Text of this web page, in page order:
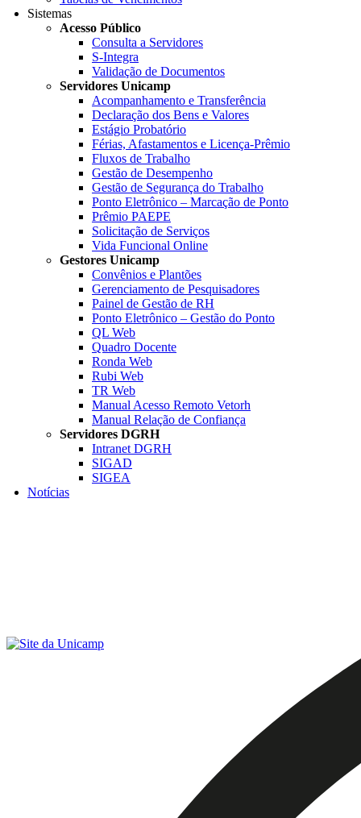
Sistemas
Acesso Público
Consulta a Servidores
S-Integra
Validação de Documentos
Servidores Unicamp
Acompanhamento e Transferência
Declaração dos Bens e Valores
Estágio Probatório
Férias, Afastamentos e Licença-Prêmio
Fluxos de Trabalho
Gestão de Desempenho
Gestão de Segurança do Trabalho
Ponto Eletrônico – Marcação de Ponto
Prêmio PAEPE
Solicitação de Serviços
Vida Funcional Online
Gestores Unicamp
Convênios e Plantões
Gerenciamento de Pesquisadores
Painel de Gestão de RH
Ponto Eletrônico – Gestão do Ponto
QL Web
Quadro Docente
Ronda Web
Rubi Web
TR Web
Manual Acesso Remoto Vetorh
Manual Relação de Confiança
Servidores DGRH
Intranet DGRH
SIGAD
SIGEA
Notícias